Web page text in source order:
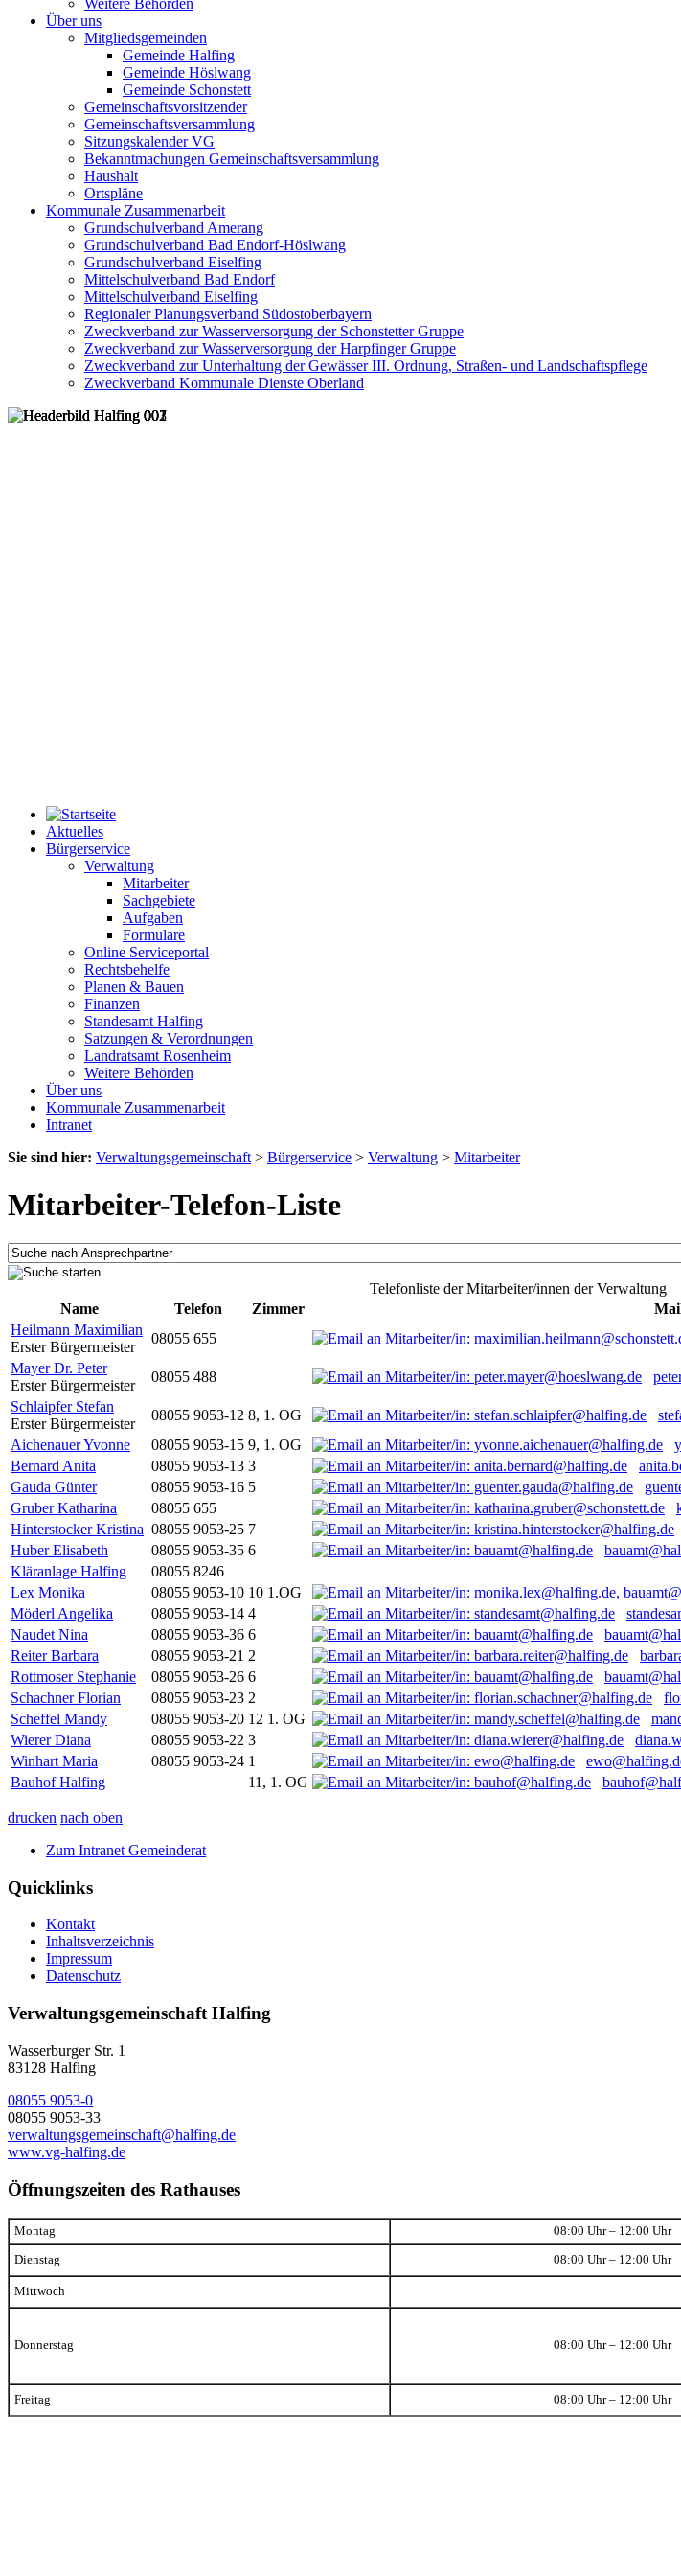
Weitere Behörden
Über uns
Mitgliedsgemeinden
Gemeinde Halfing
Gemeinde Höslwang
Gemeinde Schonstett
Gemeinschaftsvorsitzender
Gemeinschaftsversammlung
Sitzungskalender VG
Bekanntmachungen Gemeinschaftsversammlung
Haushalt
Ortspläne
Kommunale Zusammenarbeit
Grundschulverband Amerang
Grundschulverband Bad Endorf-Höslwang
Grundschulverband Eiselfing
Mittelschulverband Bad Endorf
Mittelschulverband Eiselfing
Regionaler Planungsverband Südostoberbayern
Zweckverband zur Wasserversorgung der Schonstetter Gruppe
Zweckverband zur Wasserversorgung der Harpfinger Gruppe
Zweckverband zur Unterhaltung der Gewässer III. Ordnung, Straßen- und Landschaftspflege
Zweckverband Kommunale Dienste Oberland
Aktuelles
Bürgerservice
Verwaltung
Mitarbeiter
Sachgebiete
Aufgaben
Formulare
Online Serviceportal
Rechtsbehelfe
Planen & Bauen
Finanzen
Standesamt Halfing
Satzungen & Verordnungen
Landratsamt Rosenheim
Weitere Behörden
Über uns
Kommunale Zusammenarbeit
Intranet
Sie sind hier: Verwaltungsgemeinschaft > Bürgerservice > Verwaltung > Mitarbeiter
Mitarbeiter-Telefon-Liste
Telefonliste der Mitarbeiter/innen der Verwaltung
Name
Telefon Zimmer
Heilmann Maximilian
Erster Bürgermeister
08055 655
Mayer Dr. Peter
Erster Bürgermeister
08055 488
Schlaipfer Stefan
Erster Bürgermeister
08055 9053-12 8, 1. OG
Aichenauer Yvonne
08055 9053-15 9, 1. OG
Bernard Anita
08055 9053-13 3
Gauda Günter
08055 9053-16 5
Gruber Katharina
08055 655
Hinterstocker Kristina 08055 9053-25 7
Huber Elisabeth
08055 9053-35 6
Kläranlage Halfing
08055 8246
Lex Monika
08055 9053-10 10 1.OG
Möderl Angelika
08055 9053-14 4
Naudet Nina
08055 9053-36 6
Reiter Barbara
08055 9053-21 2
Rottmoser Stephanie
08055 9053-26 6
Schachner Florian
08055 9053-23 2
Scheffel Mandy
08055 9053-20 12 1. OG
Wierer Diana
08055 9053-22 3
Winhart Maria
08055 9053-24 1
Bauhof Halfing
11, 1. OG
drucken nach oben
Zum Intranet Gemeinderat
Quicklinks
Kontakt
Inhaltsverzeichnis
Impressum
Datenschutz
Verwaltungsgemeinschaft Halfing
Wasserburger Str. 1
83128 Halfing
08055 9053-0
08055 9053-33
verwaltungsgemeinschaft@halfing.de
www.vg-halfing.de
Öffnungszeiten des Rathauses
Montag 08:00 Uhr – 12:00 Uhr
Dienstag 08:00 Uhr – 12:00 Uhr
Mittwoch
Donnerstag 08:00 Uhr – 12:00 Uhr
Freitag 08:00 Uhr – 12:00 Uhr